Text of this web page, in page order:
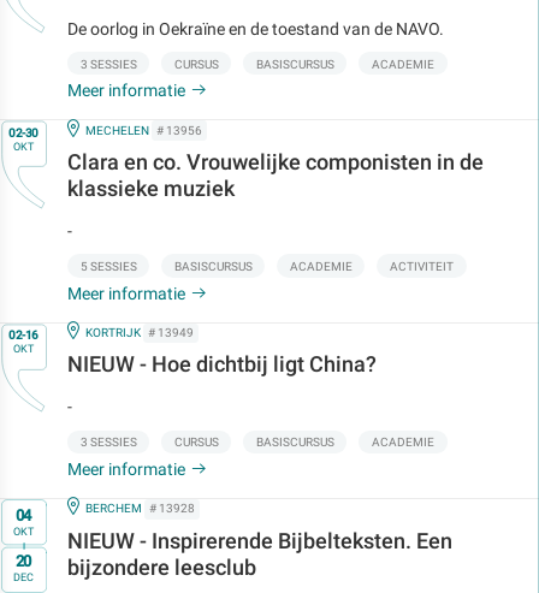
De oorlog in Oekraïne en de toestand van de NAVO.
3 SESSIES CURSUS BASISCURSUS ACADEMIE
Meer informatie
Op02-30
OKT
IN
MECHELEN # 13956
Clara en co. Vrouwelijke componisten in de
klassieke muziek
-
5 SESSIES BASISCURSUS ACADEMIE ACTIVITEIT
Meer informatie
Op02-16
OKT
IN
KORTRIJK # 13949
NIEUW - Hoe dichtbij ligt China?
-
3 SESSIES CURSUS BASISCURSUS ACADEMIE
Meer informatie
Op04
OKT
t/m
20
DEC
IN
BERCHEM # 13928
NIEUW - Inspirerende Bijbelteksten. Een
bijzondere leesclub